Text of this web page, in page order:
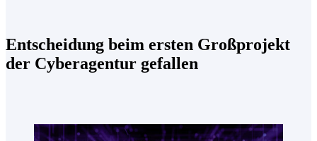
Entscheidung beim ersten Großprojekt
der Cyberagentur gefallen